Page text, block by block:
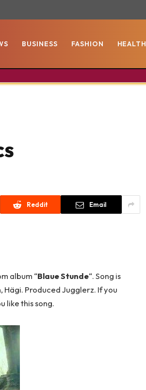
BUSINESS FASHION HEALTH
Reddit Email
album “Blaue Stunde“. Song is
Produced Jugglerz. If you
like this song.